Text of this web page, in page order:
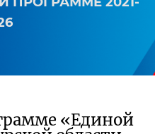
«Единой